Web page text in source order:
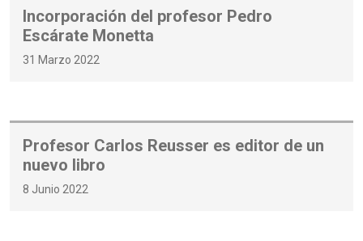
Incorporación del profesor Pedro
Escárate Monetta
31 Marzo 2022
Profesor Carlos Reusser es editor de un
nuevo libro
8 Junio 2022